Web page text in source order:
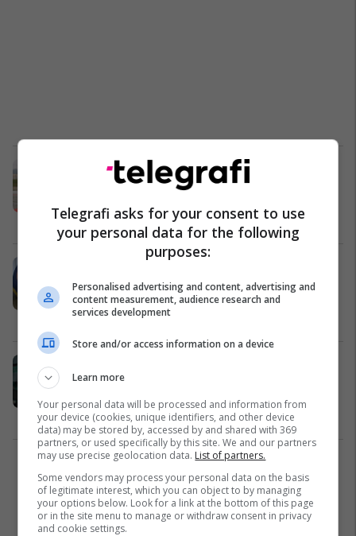
Bashkëpunimi Kosovë-Shqipëri,
shefi i Shtabit të Forcave të
Jashari
Siguri 24/12/2025
Serbinë: Angazhimi i NATO-s ndaj
rajonit është po aq i fortë, i
palëkundur, si gjithmonë
Siguri 11/12/2025
Armatosura të Shqipërisë, Begaj:
Krenarë me pjesëmarrjen në misione
të NATO-s, BE-së dhe OKB-së
Shqipëri 04/12/2025
Telegrafi asks for your consent to use
your personal data for the following
purposes:
Personalised advertising and content, advertising and
content measurement, audience research and
services development
Store and/or access information on a device
Learn more
Your personal data will be processed and information from
your device (cookies, unique identifiers, and other device
data) may be stored by, accessed by and shared with 369
partners, or used specifically by this site. We and our partners
may use precise geolocation data. List of partners.
Some vendors may process your personal data on the basis
of legitimate interest, which you can object to by managing
your options below. Look for a link at the bottom of this page
or in the site menu to manage or withdraw consent in privacy
and cookie settings.